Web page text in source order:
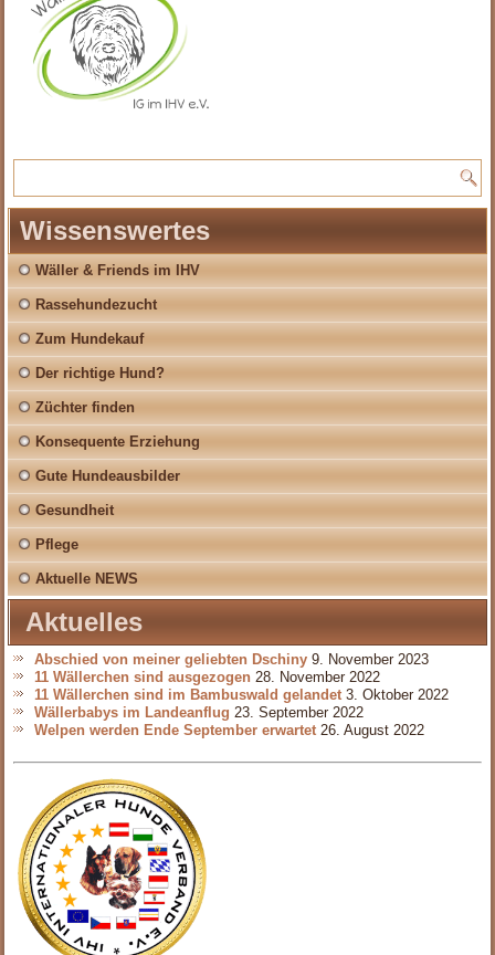
Wissenswertes
Wäller & Friends im IHV
Rassehundezucht
Zum Hundekauf
Der richtige Hund?
Züchter finden
Konsequente Erziehung
Gute Hundeausbilder
Gesundheit
Pflege
Aktuelle NEWS
Aktuelles
Abschied von meiner geliebten Dschiny 9. November 2023
11 Wällerchen sind ausgezogen 28. November 2022
11 Wällerchen sind im Bambuswald gelandet 3. Oktober 2022
Wällerbabys im Landeanflug 23. September 2022
Welpen werden Ende September erwartet 26. August 2022